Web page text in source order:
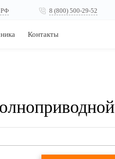
8 (800) 500-29-52
РФ
Контакты